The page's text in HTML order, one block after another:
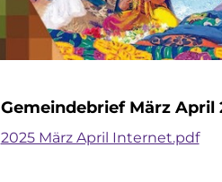
Gemeindebrief März April
2025 März April Internet.pdf